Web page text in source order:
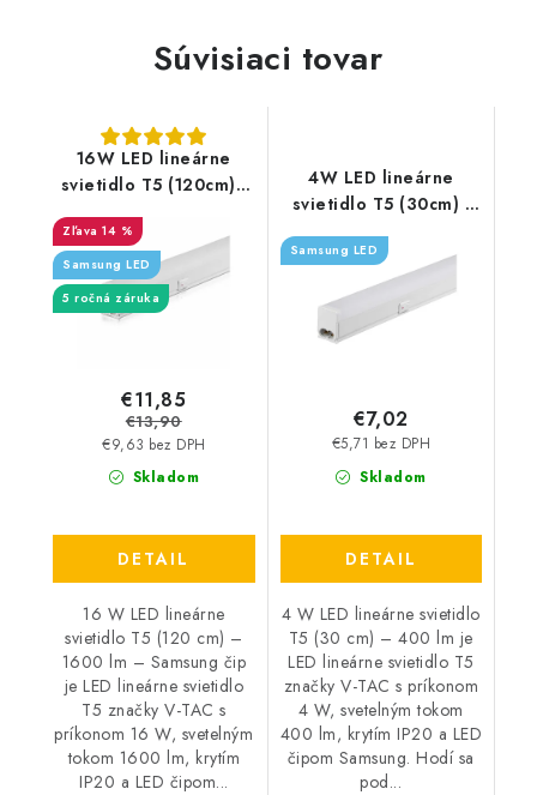
Súvisiaci tovar
16W LED lineárne
svietidlo T5 (120cm) -
1600lm - Samsung čip
14 %
Samsung LED
5 ročná záruka
Skladom
€9,63 bez DPH
€11,85
€13,90
DETAIL
16 W LED lineárne
svietidlo T5 (120 cm) –
1600 lm – Samsung čip
je LED lineárne svietidlo
T5 značky V-TAC s
príkonom 16 W, svetelným
tokom 1600 lm, krytím
IP20 a LED čipom...
4W LED lineárne
svietidlo T5 (30cm) -
400lm
Samsung LED
Skladom
€5,71 bez DPH
€7,02
DETAIL
4 W LED lineárne svietidlo
T5 (30 cm) – 400 lm je
LED lineárne svietidlo T5
značky V-TAC s príkonom
4 W, svetelným tokom
400 lm, krytím IP20 a LED
čipom Samsung. Hodí sa
pod...